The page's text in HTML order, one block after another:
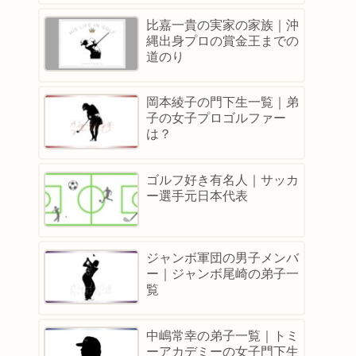
比嘉一貴の実家の家族｜沖
縄出身プロの賞金王までの
道のり
岡本綾子の門下生一覧｜弟
子の女子プロゴルファー
は？
ゴルフ好き有名人｜サッカ
ー選手元日本代表
ジャンボ軍団の男子メンバ
ー｜ジャンボ尾崎の弟子一
覧
中嶋常幸の弟子一覧｜トミ
ーアカデミーの女子門下生